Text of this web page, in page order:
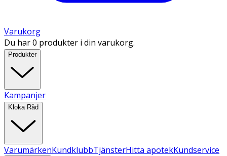
Varukorg
Du har 0 produkter i din varukorg.
Produkter
Kampanjer
Kloka Råd
VarumärkenKundklubbTjänsterHitta apotekKundservice